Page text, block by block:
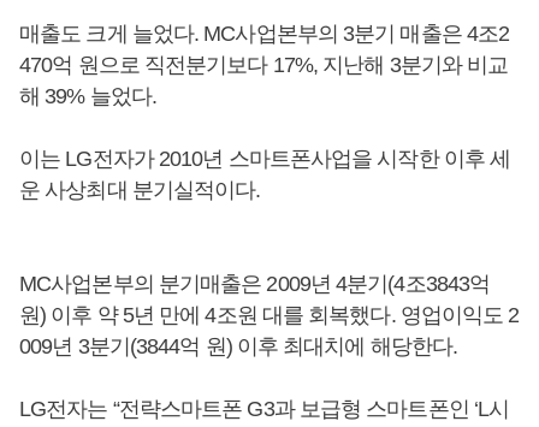
매출도 크게 늘었다. MC사업본부의 3분기 매출은 4조2
470억 원으로 직전분기보다 17%, 지난해 3분기와 비교
해 39% 늘었다.
이는 LG전자가 2010년 스마트폰사업을 시작한 이후 세
운 사상최대 분기실적이다.
MC사업본부의 분기매출은 2009년 4분기(4조3843억
원) 이후 약 5년 만에 4조원 대를 회복했다. 영업이익도 2
009년 3분기(3844억 원) 이후 최대치에 해당한다.
LG전자는 “전략스마트폰 G3과 보급형 스마트폰인 ‘L시